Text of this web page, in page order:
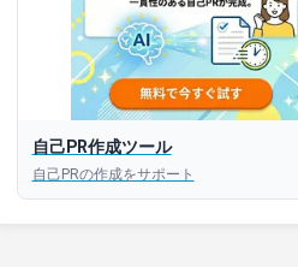
はこちら
版はこちら
自己PR作成ツール
自己PRの作成をサポート